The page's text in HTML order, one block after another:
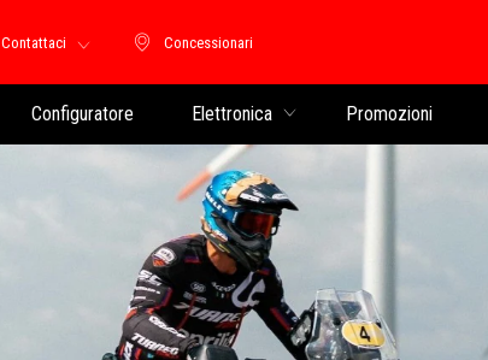
Concessionari
Concessionari
Contattaci
Configuratore Elettronica Promozioni